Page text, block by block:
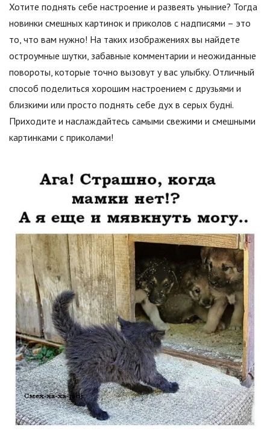
Хотите поднять себе настроение и развеять уныние? Тогда
новинки смешных картинок и приколов с надписями – это
то, что вам нужно! На таких изображениях вы найдете
остроумные шутки, забавные комментарии и неожиданные
повороты, которые точно вызовут у вас улыбку. Отличный
способ поделиться хорошим настроением с друзьями и
близкими или просто поднять себе дух в серых будні.
Приходите и наслаждайтесь самыми свежими и смешными
картинками с приколами!